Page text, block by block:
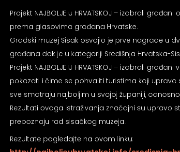
Projekt NAJBOLJE u HRVATSKOJ – izabrali
prema glasovima građana Hrvatske.
Gradski muzej Sisak osvojio je prve nagrade u
građana dok je u kategoriji Središnja Hrvatska-
Projekt NAJBOLJE U HRVATSKOJ – izabrali
pokazati i čime se pohvaliti turistima koji
sve smatraju najboljim u svojoj županiji,
Rezultati ovoga istraživanja značajni su upravo
prepoznaju rad sisačkog muzeja.
Rezultate pogledajte na ovom linku:
za osobe sa oštećenjem vida
profil za epilepsiju
prijateljski režim
za slijepe